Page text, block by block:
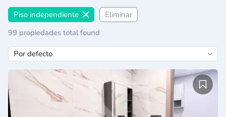
Piso independiente
Eliminar
99 propiedades total found